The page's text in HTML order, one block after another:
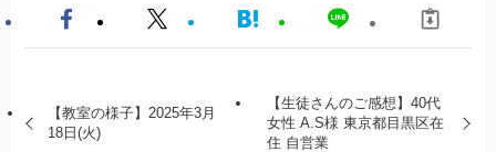
【教室の様子】2025年3月
18日(火)
【生徒さんのご感想】40代
女性 A.S様 東京都目黒区在
住 自営業